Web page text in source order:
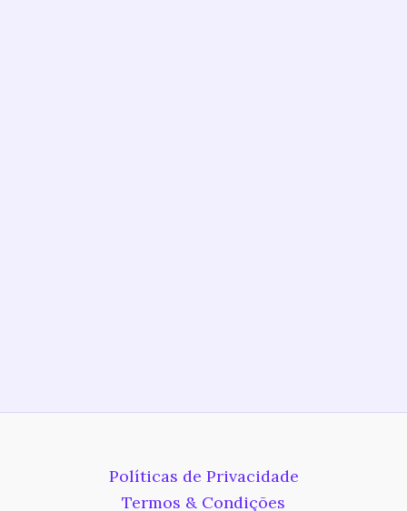
Políticas de Privacidade
Termos & Condições